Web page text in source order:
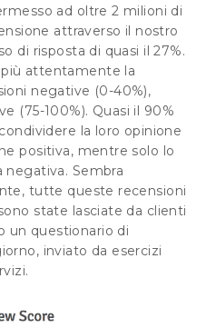
ad oltre 2 milioni di
attraverso il nostro
di risposta di quasi il 27%.
attentamente la
negative (0-40%),
(75-100%). Quasi il 90%
la loro opinione
positiva, mentre solo lo
negativa. Sembra
tutte queste recensioni
state lasciate da clienti
un questionario di
inviato da esercizi